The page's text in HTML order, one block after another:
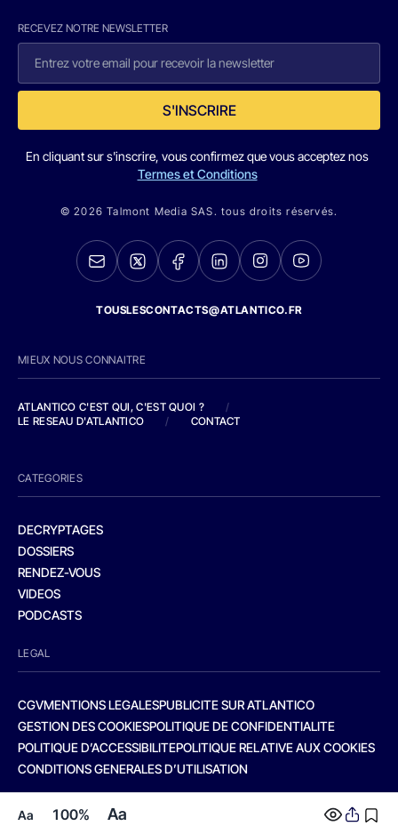
Aa 100% Aa
RECEVEZ NOTRE NEWSLETTER
S'INSCRIRE
En cliquant sur s'inscrire, vous confirmez que vous acceptez nos
Termes et Conditions
© 2026 Talmont Media SAS. tous droits réservés.
TOUSLESCONTACTS@ATLANTICO.FR
MIEUX NOUS CONNAITRE
ATLANTICO C'EST QUI, C'EST QUOI ?
/
LE RESEAU D'ATLANTICO
/ CONTACT
CATEGORIES
DECRYPTAGES
DOSSIERS
RENDEZ-VOUS
VIDEOS
PODCASTS
LEGAL
CGVMENTIONS LEGALESPUBLICITE SUR ATLANTICO
GESTION DES COOKIESPOLITIQUE DE CONFIDENTIALITE
POLITIQUE D’ACCESSIBILITEPOLITIQUE RELATIVE AUX COOKIES
CONDITIONS GENERALES D’UTILISATION